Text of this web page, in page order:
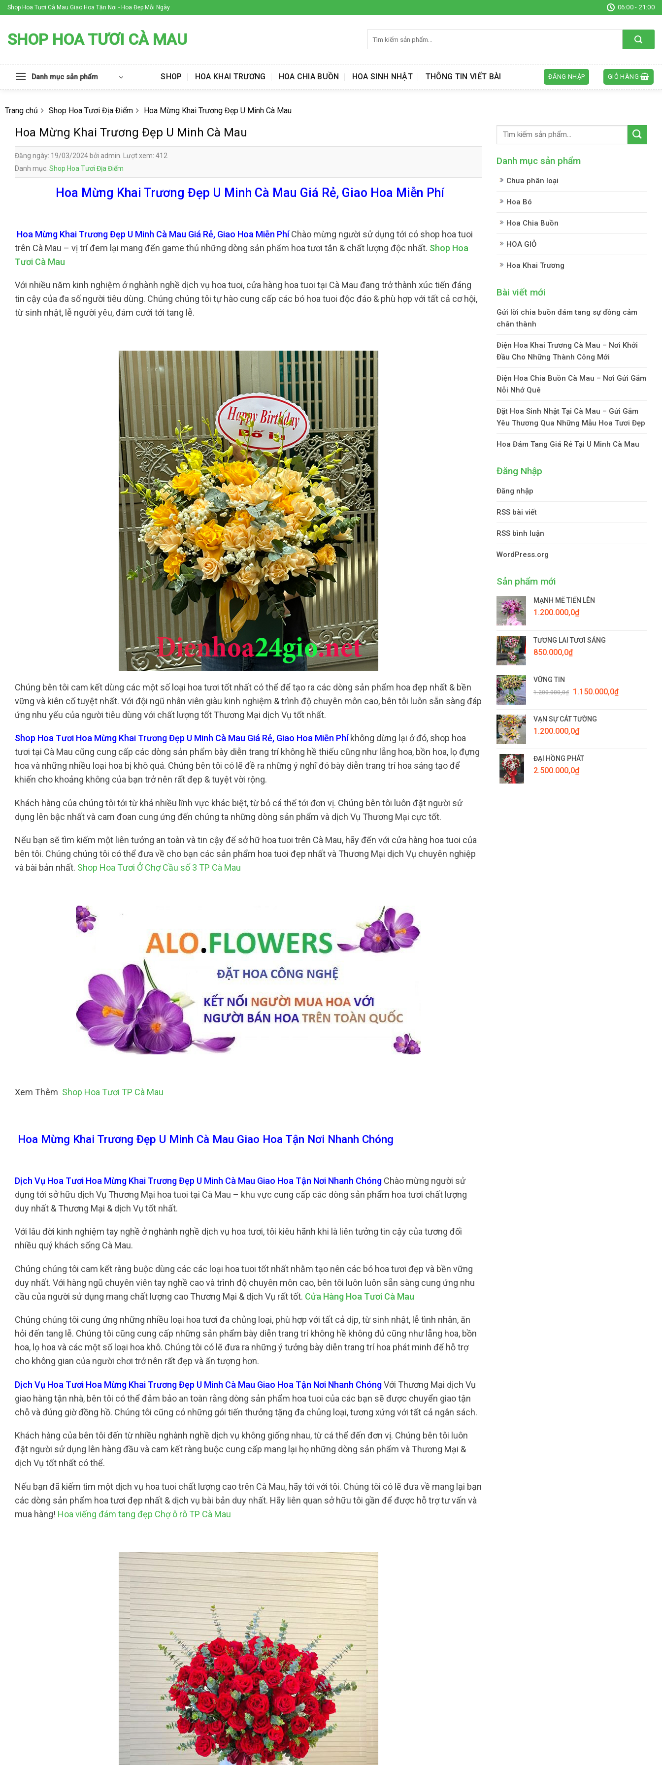
Skip
to
Shop Hoa Tươi Cà Mau Giao Hoa Tận Nơi - Hoa Đẹp Mỗi Ngày 06:00 - 21:00
SHOP HOA TƯƠI CÀ MAU
kiếm:
Danh mục sản phẩm SHOP HOA KHAI TRƯƠNG HOA CHIA BUỒN HOA SINH NHẬT THÔNG TIN VIẾT BÀI ĐĂNG NHẬP GIỎ HÀNG
Trang chủ Shop Hoa Tươi Địa Điểm Hoa Mừng Khai Trương Đẹp U Minh Cà Mau
Hoa Mừng Khai Trương Đẹp U Minh Cà Mau
Đăng ngày: 19/03/2024 bởi admin. Lượt xem: 412
Danh mục: Shop Hoa Tươi Địa Điểm
Hoa Mừng Khai Trương Đẹp U Minh Cà Mau Giá Rẻ, Giao Hoa Miễn Phí
Hoa Mừng Khai Trương Đẹp U Minh Cà Mau Giá Rẻ, Giao Hoa Miễn PhíChào mừng người sử dụng tới có shop hoa tuoi
trên Cà Mau – vị trí đem lại mang đến game thủ những dòng sản phẩm hoa tươi tắn & chất lượng độc nhất. Shop Hoa
Tươi Cà Mau
Với nhiều năm kinh nghiệm ở nghành nghề dịch vụ hoa tuoi, cửa hàng hoa tuoi tại Cà Mau đang trở thành xúc tiến đáng
tin cậy của đa số người tiêu dùng. Chúng chúng tôi tự hào cung cấp các bó hoa tuoi độc đáo & phù hợp với tất cả cơ hội,
từ sinh nhật, lễ người yêu, đám cưới tới tang lễ.
Chúng bên tôi cam kết dùng các một số loại hoa tươi tốt nhất có thể để tạo ra các dòng sản phẩm hoa đẹp nhất & bền
vững và kiên cố tuyệt nhất. Với đội ngũ nhân viên giàu kinh nghiệm & trình độ chuyên môn cao, bên tôi luôn sẵn sàng đáp
ứng nhu yếu của người tiêu dùng với chất lượng tốt Thương Mại dịch Vụ tốt nhất.
Shop Hoa Tươi Hoa Mừng Khai Trương Đẹp U Minh Cà Mau Giá Rẻ, Giao Hoa Miễn Phíkhông dừng lại ở đó, shop hoa
tươi tại Cà Mau cũng cung cấp các dòng sản phẩm bày diễn trang trí không hề thiếu cũng như lẵng hoa, bồn hoa, lọ đựng
hoa và những nhiều loại hoa bị khô quá. Chúng bên tôi có lẽ đề ra những ý nghĩ đó bày diễn trang trí hoa sáng tạo để
khiến cho khoảng không của bạn trở nên rất đẹp & tuyệt vời rộng.
Khách hàng của chúng tôi tới từ khá nhiều lĩnh vực khác biệt, từ bỏ cá thể tới đơn vị. Chúng bên tôi luôn đặt người sử
dụng lên bậc nhất và cam đoan cung ứng đến chúng ta những dòng sản phẩm và dịch Vụ Thương Mại cực tốt.
Nếu bạn sẽ tìm kiếm một liên tưởng an toàn và tin cậy để sở hữ hoa tuoi trên Cà Mau, hãy đến với cửa hàng hoa tuoi của
bên tôi. Chúng chúng tôi có thể đưa về cho bạn các sản phẩm hoa tuoi đẹp nhất và Thương Mại dịch Vụ chuyên nghiệp
và bài bản nhất. Shop Hoa Tươi Ở Chợ Cầu số 3 TP Cà Mau
Xem Thêm Shop Hoa Tươi TP Cà Mau
Hoa Mừng Khai Trương Đẹp U Minh Cà Mau Giao Hoa Tận Nơi Nhanh Chóng
Dịch Vụ Hoa Tươi Hoa Mừng Khai Trương Đẹp U Minh Cà Mau Giao Hoa Tận Nơi Nhanh Chóng Chào mừng người sử
dụng tới sở hữu dịch Vụ Thương Mại hoa tuoi tại Cà Mau – khu vực cung cấp các dòng sản phẩm hoa tươi chất lượng
duy nhất & Thương Mại & dịch Vụ tốt nhất.
Với lâu đời kinh nghiệm tay nghề ở nghành nghề dịch vụ hoa tươi, tôi kiêu hãnh khi là liên tưởng tin cậy của tương đối
nhiều quý khách sống Cà Mau.
Chúng chúng tôi cam kết ràng buộc dùng các các loại hoa tuoi tốt nhất nhằm tạo nên các bó hoa tươi đẹp và bền vững
duy nhất. Với hàng ngũ chuyên viên tay nghề cao và trình độ chuyên môn cao, bên tôi luôn luôn sẵn sàng cung ứng nhu
cầu của người sử dụng mang chất lượng cao Thương Mại & dịch Vụ rất tốt. Cửa Hàng Hoa Tươi Cà Mau
Chúng chúng tôi cung ứng những nhiều loại hoa tươi đa chủng loại, phù hợp với tất cả dịp, từ sinh nhật, lễ tình nhân, ăn
hỏi đến tang lễ. Chúng tôi cũng cung cấp những sản phẩm bày diễn trang trí không hề không đủ cũng như lẵng hoa, bồn
hoa, lọ hoa và các một số loại hoa khô. Chúng tôi có lẽ đưa ra những ý tưởng bày diễn trang trí hoa phát minh để hỗ trợ
cho không gian của người chơi trở nên rất đẹp và ấn tượng hơn.
Dịch Vụ Hoa Tươi Hoa Mừng Khai Trương Đẹp U Minh Cà Mau Giao Hoa Tận Nơi Nhanh ChóngVới Thương Mại dịch Vụ
giao hàng tận nhà, bên tôi có thể đảm bảo an toàn rằng dòng sản phẩm hoa tuoi của các bạn sẽ được chuyển giao tận
chỗ và đúng giờ đồng hồ. Chúng tôi cũng có những gói tiến thưởng tặng đa chủng loại, tương xứng với tất cả ngân sách.
Khách hàng của bên tôi đến từ nhiều nghành nghề dịch vụ không giống nhau, từ cá thể đến đơn vị. Chúng bên tôi luôn
đặt người sử dụng lên hàng đầu và cam kết ràng buộc cung cấp mang lại họ những dòng sản phẩm và Thương Mại &
dịch Vụ tốt nhất có thể.
Nếu bạn đã kiếm tìm một dịch vụ hoa tuoi chất lượng cao trên Cà Mau, hãy tới với tôi. Chúng tôi có lẽ đưa về mang lại bạn
các dòng sản phẩm hoa tươi đẹp nhất & dịch vụ bài bản duy nhất. Hãy liên quan sở hữu tôi gần để được hỗ trợ tư vấn và
mua hàng! Hoa viếng đám tang đẹp Chợ ô rô TP Cà Mau
Danh mục sản phẩm
Chưa phân loại
Hoa Bó
Hoa Chia Buồn
HOA GIỎ
Hoa Khai Trương
Bài viết mới
Gửi lời chia buồn đám tang sự đồng cảm
chân thành
Điện Hoa Khai Trương Cà Mau – Nơi Khởi
Đầu Cho Những Thành Công Mới
Điện Hoa Chia Buồn Cà Mau – Nơi Gửi Gắm
Nỗi Nhớ Quê
Đặt Hoa Sinh Nhật Tại Cà Mau – Gửi Gắm
Yêu Thương Qua Những Mẫu Hoa Tươi Đẹp
Hoa Đám Tang Giá Rẻ Tại U Minh Cà Mau
Đăng Nhập
Đăng nhập
RSS bài viết
RSS bình luận
WordPress.org
Sản phẩm mới
MẠNH MẼ TIẾN LÊN
1.200.000,0₫
TƯƠNG LAI TƯƠI SÁNG
850.000,0₫
VỮNG TIN
1.200.000,0₫
Giá
1.200.000,0₫.
1.150.000,0₫Giá
VẠN SỰ CÁT TƯỜNG
1.200.000,0₫
ĐẠI HỒNG PHÁT
2.500.000,0₫